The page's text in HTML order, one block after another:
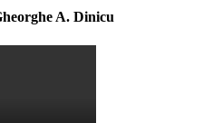
A. Dinicu